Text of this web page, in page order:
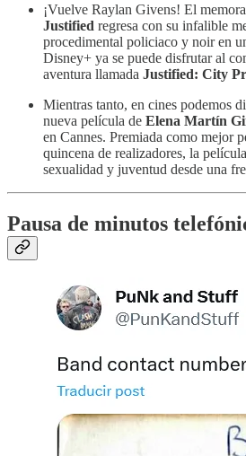
¡Vuelve Raylan Givens! El
Justified regresa con su infalible
procedimental policiaco y noir en
Disney+ ya se puede disfrutar al
aventura llamada Justified: City
Mientras tanto, en cines podemos
nueva película de Elena Martín
en Cannes. Premiada como mejor
quincena de realizadores, la
sexualidad y juventud desde una
Pausa de minutos